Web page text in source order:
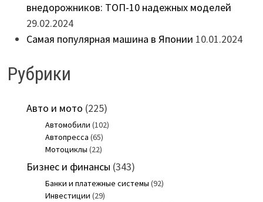
внедорожников: ТОП-10 надежных моделей
29.02.2024
Самая популярная машина в Японии 10.01.2024
Рубрики
Авто и мото (225)
Автомобили (102)
Автопресса (65)
Мотоциклы (22)
Бизнес и финансы (343)
Банки и платежные системы (92)
Инвестиции (29)